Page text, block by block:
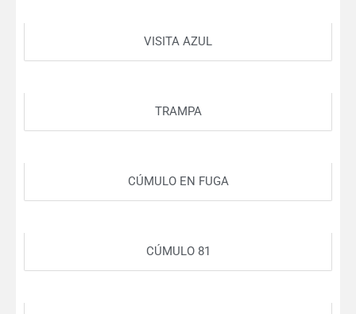
VISITA AZUL
TRAMPA
CÚMULO EN FUGA
CÚMULO 81